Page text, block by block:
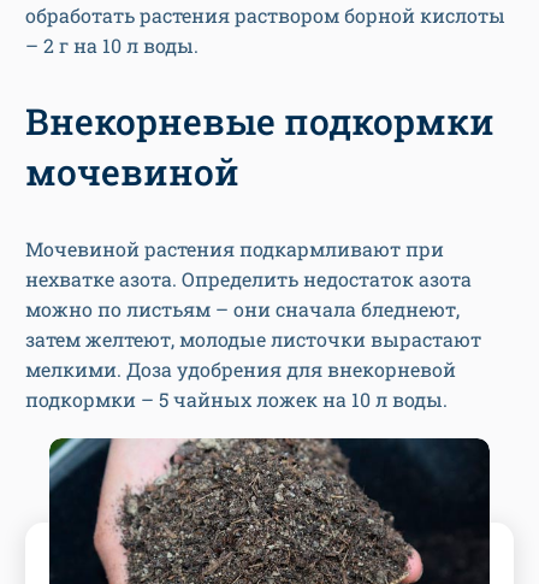
обработать растения раствором борной кислоты
– 2 г на 10 л воды.
Внекорневые подкормки
мочевиной
Мочевиной растения подкармливают при
нехватке азота. Определить недостаток азота
можно по листьям – они сначала бледнеют,
затем желтеют, молодые листочки вырастают
мелкими. Доза удобрения для внекорневой
подкормки – 5 чайных ложек на 10 л воды.